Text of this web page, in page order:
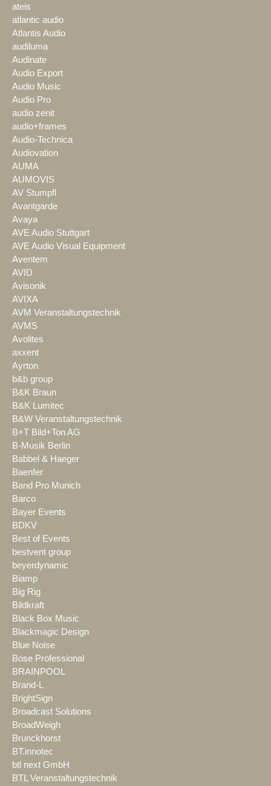
ateis
atlantic audio
Atlantis Audio
audiluma
Audinate
Audio Export
Audio Music
Audio Pro
audio zenit
audio+frames
Audio-Technica
Audiovation
AUMA
AUMOVIS
AV Stumpfl
Avantgarde
Avaya
AVE Audio Stuttgart
AVE Audio Visual Equipment
Aventem
AVID
Avisonik
AVIXA
AVM Veranstaltungstechnik
AVMS
Avolites
axxent
Ayrton
b&b group
B&K Braun
B&K Lumitec
B&W Veranstaltungstechnik
B+T Bild+Ton AG
B-Musik Berlin
Babbel & Haeger
Baenfer
Band Pro Munich
Barco
Bayer Events
BDKV
Best of Events
bestvent group
beyerdynamic
Biamp
Big Rig
Bildkraft
Black Box Music
Blackmagic Design
Blue Noise
Bose Professional
BRAINPOOL
Brand-L
BrightSign
Broadcast Solutions
BroadWeigh
Brunckhorst
BT.innotec
btl next GmbH
BTL Veranstaltungstechnik